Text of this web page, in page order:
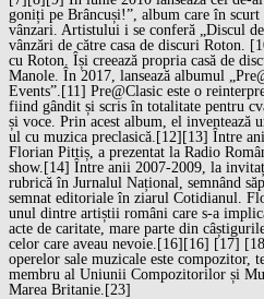
goniți pe Brâncuși!”, album care în
vânzari. Artistului i se conferă „Discul
vânzări de către casa de discuri Roton.
cu Roton. Își creează propria casă de
Manole. În 2017, lansează albumul
Events”.[11] Pre@Clasic este o
fiind gândit și scris în totalitate pentru
și voce. Prin acest album, el inventează
ul cu muzica preclasică.[12][13] Între
Florian Pittiș, a prezentat la Radio
show.[14] Între anii 2007-2009, la
rubrică în Jurnalul Național, semnând
semnat editoriale în ziarul Cotidianul.
unul dintre artiștii români care s-a
acte de caritate, mare parte din
celor care aveau nevoie.[16][16] [17]
operelor sale muzicale este compozitor,
membru al Uniunii Compozitorilor și
Marea Britanie.[23]